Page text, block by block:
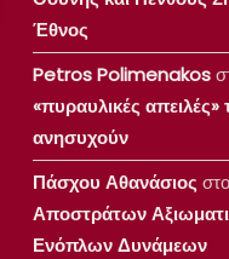
Έθνος
Petros Polimenakos
«πυραυλικές
ανησυχούν
Πάσχου Αθανάσιος στο
Αποστράτων
Ενόπλων Δυνάμεων